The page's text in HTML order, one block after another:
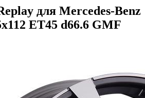
для Mercedes-Benz
ET45 d66.6 GMF